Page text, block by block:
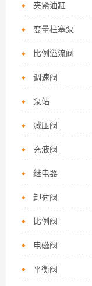
夹紧油缸
变量柱塞泵
比例溢流阀
调速阀
泵站
减压阀
充液阀
继电器
卸荷阀
比例阀
电磁阀
平衡阀